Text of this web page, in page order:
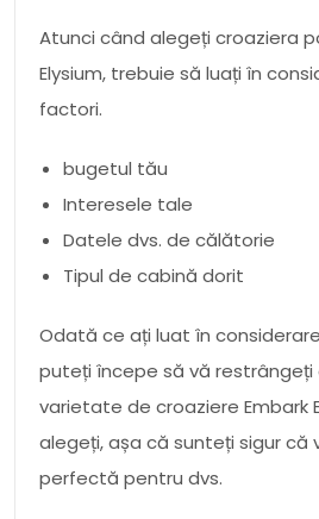
Atunci când alegeți croaziera
Elysium, trebuie să luați în
factori.
bugetul tău
Interesele tale
Datele dvs. de călătorie
Tipul de cabină dorit
Odată ce ați luat în
puteți începe să vă restrângeți
varietate de croaziere Embark
alegeți, așa că sunteți sigur că
perfectă pentru dvs.